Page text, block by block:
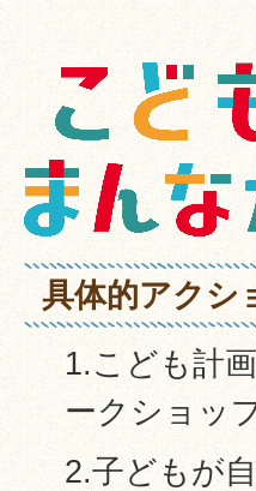
具体的アクシ
1.こども計
ークショッ
2.子どもが